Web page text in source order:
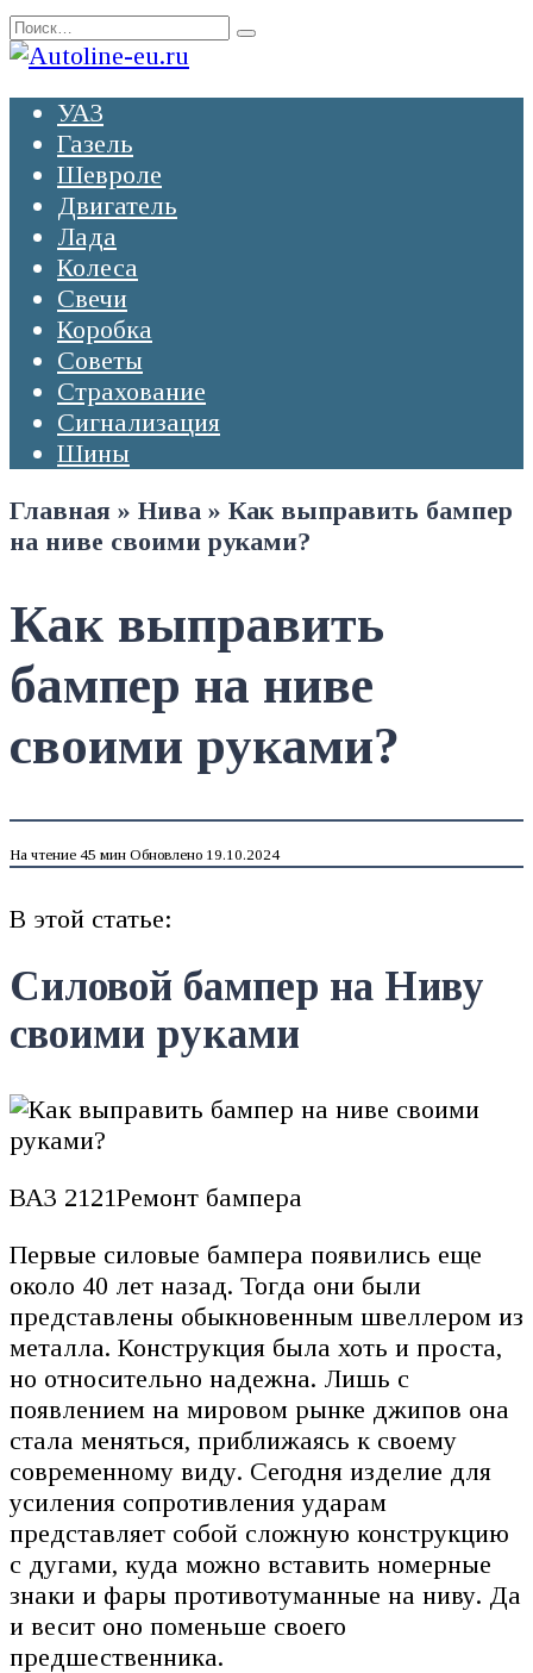
Перейти
к
Search
for:
УАЗ
Газель
Шевроле
Двигатель
Лада
Колеса
Свечи
Коробка
Советы
Страхование
Сигнализация
Шины
Главная » Нива » Как выправить бампер
на ниве своими руками?
Как выправить
бампер на ниве
своими руками?
На чтение 45 мин Обновлено 19.10.2024
В этой статье:
Силовой бампер на Ниву
своими руками
ВАЗ 2121Ремонт бампера
Первые силовые бампера появились еще
около 40 лет назад. Тогда они были
представлены обыкновенным швеллером из
металла. Конструкция была хоть и проста,
но относительно надежна. Лишь с
появлением на мировом рынке джипов она
стала меняться, приближаясь к своему
современному виду. Сегодня изделие для
усиления сопротивления ударам
представляет собой сложную конструкцию
с дугами, куда можно вставить номерные
знаки и фары противотуманные на ниву. Да
и весит оно поменьше своего
предшественника.